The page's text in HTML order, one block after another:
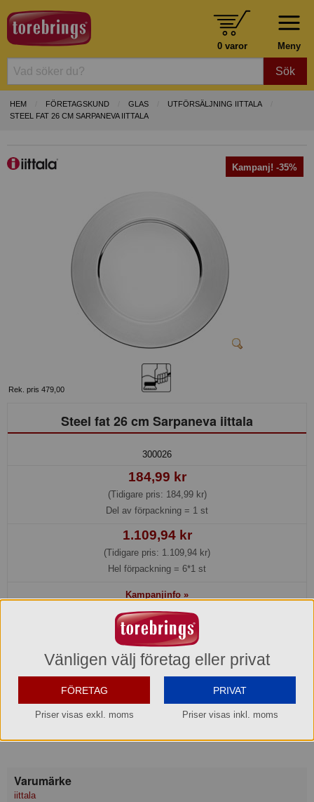
Meny
0 varor
Sök
HEM FÖRETAGSKUND GLAS
UTFÖRSÄLJNING IITTALA
STEEL FAT 26 CM SARPANEVA IITTALA
Kampanj! -35%
Rek. pris 479,00
Steel fat 26 cm Sarpaneva iittala
300026
184,99 kr
(Tidigare pris: 184,99 kr)
Del av förpackning = 1 st
1.109,94 kr
(Tidigare pris: 1.109,94 kr)
Hel förpackning = 6*1 st
Kampanjinfo »
Lager: 4 del av förp.
Utgår när slutsåld
Köp »
Produktinformation
Varumärke
iittala
Vänligen välj företag eller privat
FÖRETAG
Priser visas exkl. moms
PRIVAT
Priser visas inkl. moms